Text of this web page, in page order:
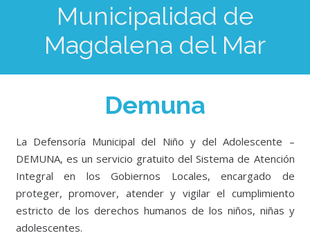
Municipalidad de
Magdalena del Mar
Demuna
La Defensoría Municipal del Niño y del Adolescente –
DEMUNA, es un servicio gratuito del Sistema de Atención
Integral en los Gobiernos Locales, encargado de
proteger, promover, atender y vigilar el cumplimiento
estricto de los derechos humanos de los niños, niñas y
adolescentes.